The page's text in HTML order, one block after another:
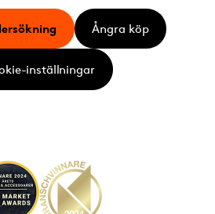
Express
Ångra köp
inställningar